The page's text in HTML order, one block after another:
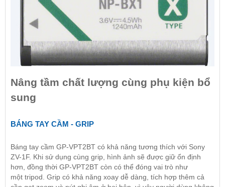
Nâng tầm chất lượng cùng phụ kiện bổ
sung
BÁNG TAY CẦM - GRIP
Báng tay cầm GP-VPT2BT có khả năng tương thích với Sony
ZV-1F. Khi sử dụng cùng grip, hình ảnh sẽ được giữ ổn định
hơn, đồng thời GP-VPT2BT còn có thể đóng vai trò như
một tripod. Grip có khả năng xoay dễ dàng, tích hợp thêm cả